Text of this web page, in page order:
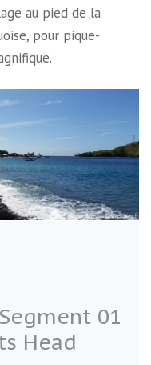
au pied de la
pour pique-
01
Head